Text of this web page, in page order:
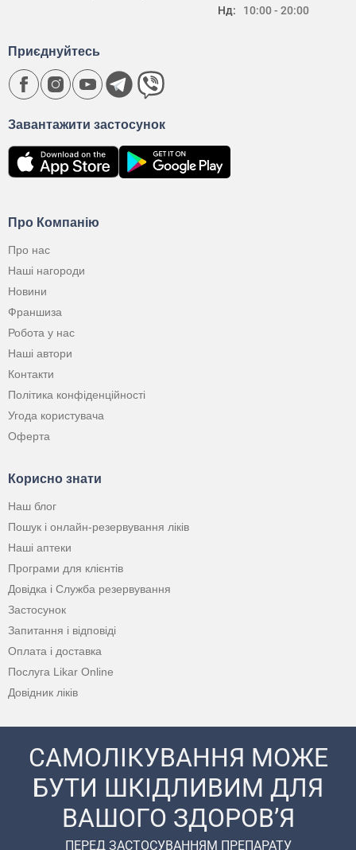
Нд:
10:00 - 20:00
Про Компанію
Про нас
Наші нагороди
Новини
Франшиза
Робота у нас
Наші автори
Контакти
Політика конфіденційності
Угода користувача
Оферта
Корисно знати
Наш блог
Пошук і онлайн-резервування ліків
Наші аптеки
Програми для клієнтів
Довідка і Служба резервування
Застосунок
Запитання і відповіді
Оплата і доставка
Послуга Likar Online
Довідник ліків
Завантажити застосунок
Приєднуйтесь
САМОЛІКУВАННЯ МОЖЕ
БУТИ ШКІДЛИВИМ ДЛЯ
ВАШОГО ЗДОРОВ’Я
ПЕРЕД ЗАСТОСУВАННЯМ ПРЕПАРАТУ